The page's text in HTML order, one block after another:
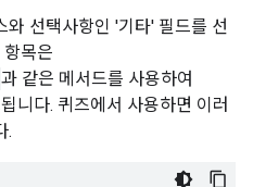
선택사항인 '기타' 필드를 선
목은
과 같은 메서드를 사용하여
니다. 퀴즈에서 사용하면 이러
.